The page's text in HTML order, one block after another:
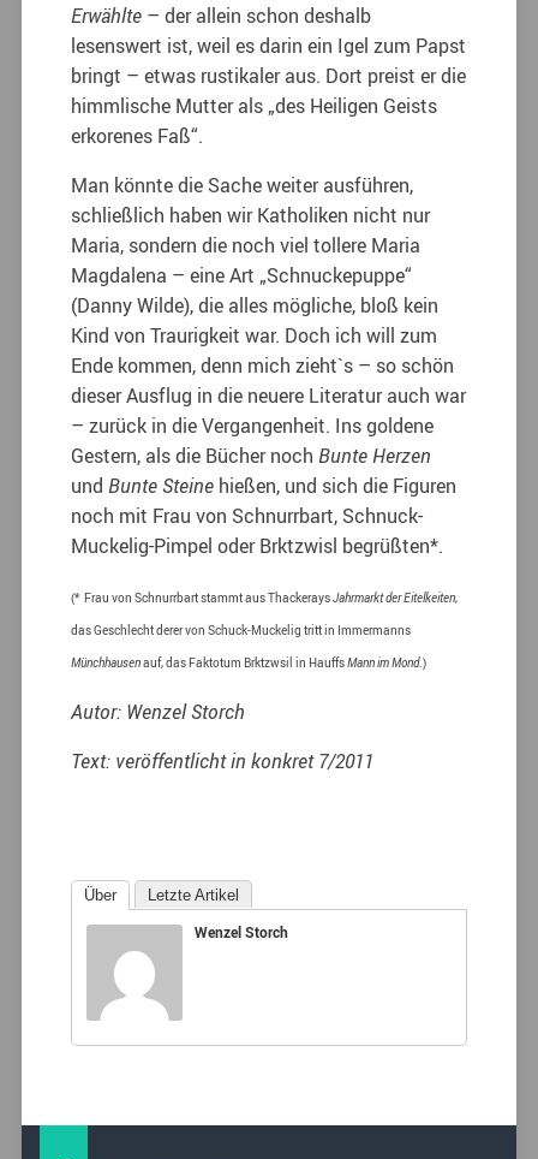
Erwählte – der allein schon deshalb
lesenswert ist, weil es darin ein Igel zum Papst
bringt – etwas rustikaler aus. Dort preist er die
himmlische Mutter als „des Heiligen Geists
erkorenes Faß“.
Man könnte die Sache weiter ausführen,
schließlich haben wir Katholiken nicht nur
Maria, sondern die noch viel tollere Maria
Magdalena – eine Art „Schnuckepuppe“
(Danny Wilde), die alles mögliche, bloß kein
Kind von Traurigkeit war. Doch ich will zum
Ende kommen, denn mich zieht`s – so schön
dieser Ausflug in die neuere Literatur auch war
– zurück in die Vergangenheit. Ins goldene
Gestern, als die Bücher nochBunte Herzen
undBunte Steine hießen, und sich die Figuren
noch mit Frau von Schnurrbart, Schnuck-
Muckelig-Pimpel oder Brktzwisl begrüßten*.
(* Frau von Schnurrbart stammt aus ThackeraysJahrmarkt der Eitelkeiten,
das Geschlecht derer von Schuck-Muckelig tritt in Immermanns
Münchhausenauf, das Faktotum Brktzwsil in HauffsMann im Mond.)
Autor: Wenzel Storch
Text: veröffentlicht in konkret 7/2011
Über Letzte Artikel
Wenzel Storch